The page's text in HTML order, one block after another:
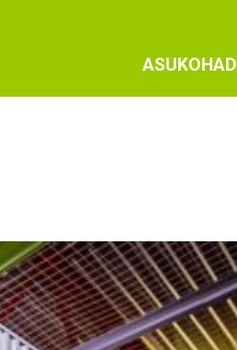
ASUKOHAD